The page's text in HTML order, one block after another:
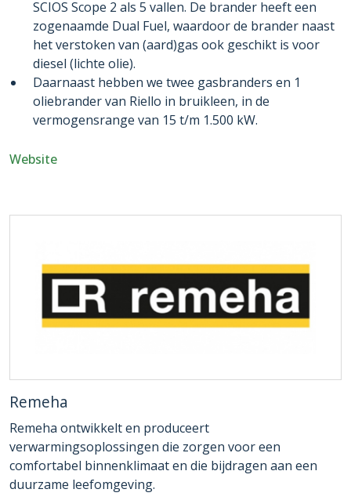
SCIOS Scope 2 als 5 vallen. De brander heeft een
zogenaamde Dual Fuel, waardoor de brander naast
het verstoken van (aard)gas ook geschikt is voor
diesel (lichte olie).
Daarnaast hebben we twee gasbranders en 1
oliebrander van Riello in bruikleen, in de
vermogensrange van 15 t/m 1.500 kW.
Website
Remeha
Remeha ontwikkelt en produceert
verwarmingsoplossingen die zorgen voor een
comfortabel binnenklimaat en die bijdragen aan een
duurzame leefomgeving.